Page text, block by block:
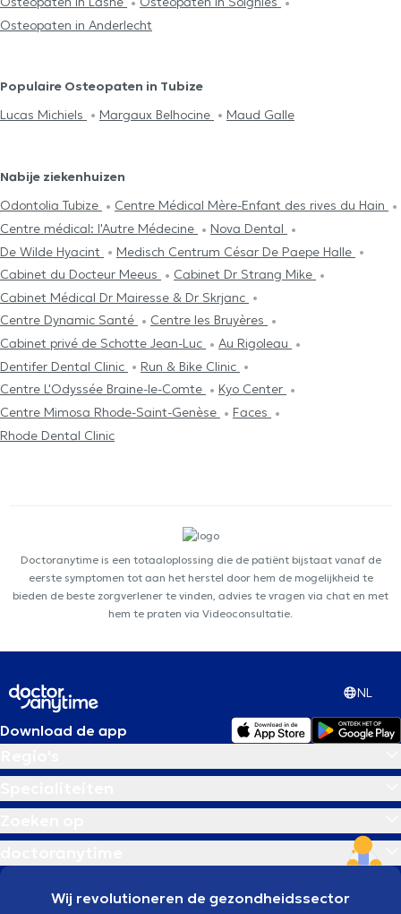
Osteopaten in Anderlecht
Populaire Osteopaten in Tubize
Lucas Michiels
Margaux Belhocine Maud Galle
Nabije ziekenhuizen
Odontolia Tubize
Centre Médical Mère-Enfant des rives du Hain
Centre médical: l'Autre Médecine
Nova Dental
De Wilde Hyacint
Medisch Centrum César De Paepe Halle
Cabinet du Docteur Meeus
Cabinet Dr Strang Mike
Cabinet Médical Dr Mairesse & Dr Skrjanc
Centre Dynamic Santé
Centre les Bruyères
Cabinet privé de Schotte Jean-Luc
Au Rigoleau
Dentifer Dental Clinic
Run & Bike Clinic
Centre L'Odyssée Braine-le-Comte
Kyo Center
Centre Mimosa Rhode-Saint-Genèse
Faces
Rhode Dental Clinic
Doctoranytime is een totaaloplossing die de patiënt bijstaat vanaf de
eerste symptomen tot aan het herstel door hem de mogelijkheid te
bieden de beste zorgverlener te vinden, advies te vragen via chat en met
hem te praten via Videoconsultatie.
NL
Download de app
Wij revolutioneren de gezondheidssector